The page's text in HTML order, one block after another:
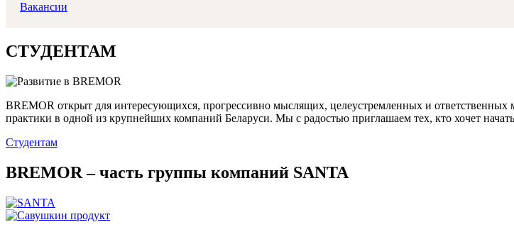
Вакансии
СТУДЕНТАМ
BREMOR открыт для интересующихся, прогрессивно мыслящих, целеустремленных и
практики в одной из крупнейших компаний Беларуси. Мы с радостью приглашаем тех, кто хочет
Студентам
BREMOR – часть группы компаний SANTA